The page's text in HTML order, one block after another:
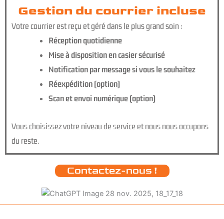
Gestion du courrier incluse
Votre courrier est reçu et géré dans le plus grand soin :
Réception quotidienne
Mise à disposition en casier sécurisé
Notification par message si vous le souhaitez
Réexpédition (option)
Scan et envoi numérique (option)
Vous choisissez votre niveau de service et nous nous occupons
du reste.
Contactez-nous !